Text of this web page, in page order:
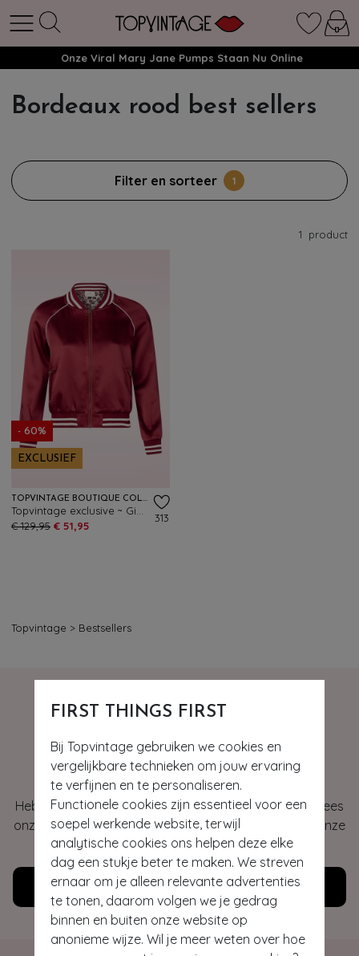
FIRST THINGS FIRST
Bij Topvintage gebruiken we cookies en
vergelijkbare technieken om jouw ervaring
te verfijnen en te personaliseren.
Functionele cookies zijn essentieel voor een
soepel werkende website, terwijl
analytische cookies ons helpen deze elke
dag een stukje beter te maken. We streven
ernaar om je alleen relevante advertenties
te tonen, daarom volgen we je gedrag
binnen en buiten onze website op
anonieme wijze. Wil je meer weten over hoe
Onze Viral Mary Jane Pumps Staan Nu Online
Bordeaux rood best sellers
Filter en sorteer 1
1 product
- 60%
EXCLUSIEF
TOPVINTAGE BOUTIQUE COLLECTION
€ 129,95 € 51,95
313
Topvintage > Bestsellers
Hey gorgeous
Heb je vragen of heb je hulp nodig bij je bestelling? Lees
onze veelgestelde vragen of neem contact op met onze
klantenservice. Wij helpen je graag!
Klantenservice